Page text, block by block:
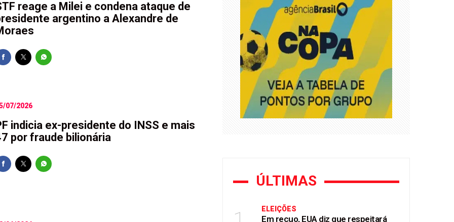
PGR para decidir sobre inquérito por estupro contra vice de Flávio Bolsonaro
respeitará escolha do Brasil em “eleições livres e justas”
após TCU encontrar irregularidades em R$ 198 milhões de emendas Pix
reage a Milei e condena ataque de
argentino a Alexandre de
07/2026
indicia ex-presidente do INSS e mais
por fraude bilionária
ÚLTIMAS
ELEIÇÕES
Em recuo, EUA diz que respeitará